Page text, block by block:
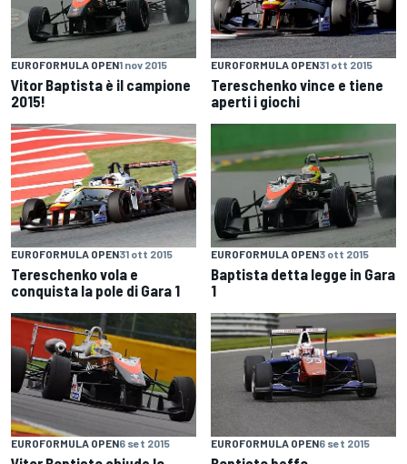
EUROFORMULA OPEN1 nov 2015
Vitor Baptista è il campione
2015!
EUROFORMULA OPEN31 ott 2015
Tereschenko vince e tiene
aperti i giochi
EUROFORMULA OPEN31 ott 2015
Tereschenko vola e
conquista la pole di Gara 1
EUROFORMULA OPEN3 ott 2015
Baptista detta legge in Gara
1
EUROFORMULA OPEN6 set 2015 EUROFORMULA OPEN6 set 2015